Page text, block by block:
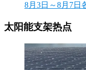
8月3日～8月7日
太阳能支架热点